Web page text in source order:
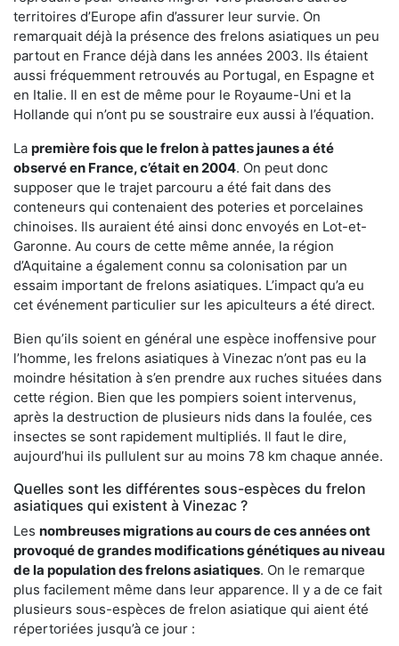
territoires d’Europe afin d’assurer leur survie. On
remarquait déjà la présence des frelons asiatiques un peu
partout en France déjà dans les années 2003. Ils étaient
aussi fréquemment retrouvés au Portugal, en Espagne et
en Italie. Il en est de même pour le Royaume-Uni et la
Hollande qui n’ont pu se soustraire eux aussi à l’équation.
La première fois que le frelon à pattes jaunes a été
observé en France, c’était en 2004. On peut donc
supposer que le trajet parcouru a été fait dans des
conteneurs qui contenaient des poteries et porcelaines
chinoises. Ils auraient été ainsi donc envoyés en Lot-et-
Garonne. Au cours de cette même année, la région
d’Aquitaine a également connu sa colonisation par un
essaim important de frelons asiatiques. L’impact qu’a eu
cet événement particulier sur les apiculteurs a été direct.
Bien qu’ils soient en général une espèce inoffensive pour
l’homme, les frelons asiatiques à Vinezac n’ont pas eu la
moindre hésitation à s’en prendre aux ruches situées dans
cette région. Bien que les pompiers soient intervenus,
après la destruction de plusieurs nids dans la foulée, ces
insectes se sont rapidement multipliés. Il faut le dire,
aujourd’hui ils pullulent sur au moins 78 km chaque année.
Quelles sont les différentes sous-espèces du frelon
asiatiques qui existent à Vinezac ?
Les nombreuses migrations au cours de ces années ont
provoqué de grandes modifications génétiques au niveau
de la population des frelons asiatiques. On le remarque
plus facilement même dans leur apparence. Il y a de ce fait
plusieurs sous-espèces de frelon asiatique qui aient été
répertoriées jusqu’à ce jour :